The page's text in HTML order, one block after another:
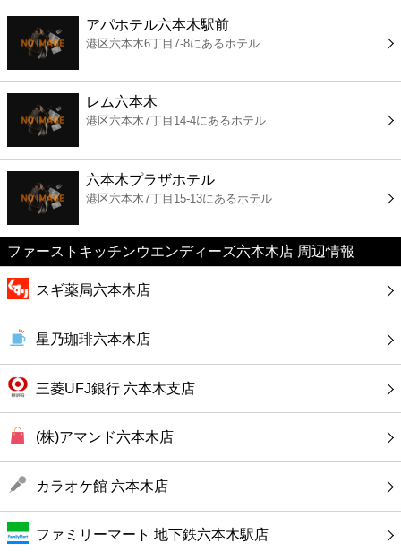
レジャー
書店
ファミレス
ファーストフード
カフェ
ショッピング
銀行
病院
ホテル
アパホテル六本木駅前
港区六本木6丁目7-8にあるホテル
レム六本木
港区六本木7丁目14-4にあるホテル
六本木プラザホテル
港区六本木7丁目15-13にあるホテル
ファーストキッチンウエンディーズ六本木店 周辺情報
スギ薬局六本木店
星乃珈琲六本木店
三菱UFJ銀行 六本木支店
(株)アマンド六本木店
カラオケ館 六本木店
ファミリーマート 地下鉄六本木駅店